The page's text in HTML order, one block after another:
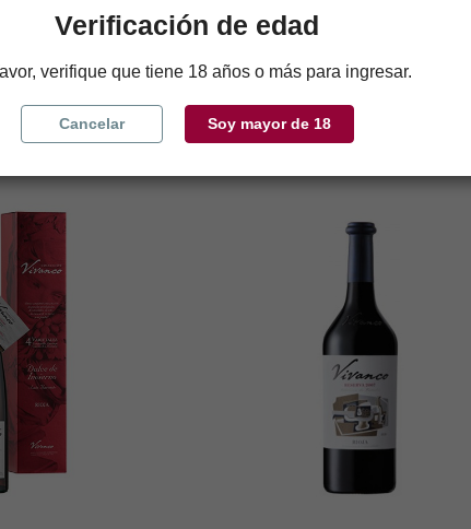
2022 con
€
al carrito
Botella Mágnum Vivanco
Crianza 2022
20,10 €
Añadir al carrito
Verificación de edad
verifique que tiene 18 años o más para ingresar.
Cancelar Soy mayor de 18